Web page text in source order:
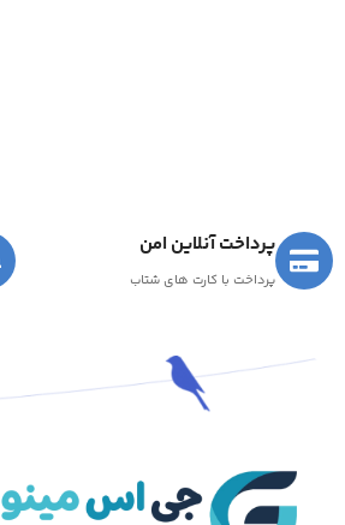
پرداخت آنلاین امن
پرداخت با کارت های شتاب